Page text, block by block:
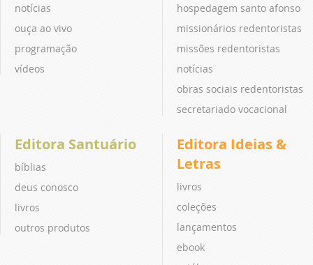
notícias
ouça ao vivo
programação
vídeos
hospedagem santo afonso
missionários redentoristas
missões redentoristas
notícias
obras sociais redentoristas
secretariado vocacional
Editora Santuário
bíblias
deus conosco
livros
outros produtos
Editora Ideias &
Letras
livros
coleções
lançamentos
ebook